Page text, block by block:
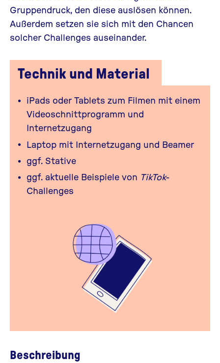
Gruppendruck, den diese auslösen können.
Außerdem setzen sie sich mit den Chancen
solcher Challenges auseinander.
Technik und Material
iPads oder Tablets zum Filmen mit einem
Videoschnittprogramm und
Internetzugang
Laptop mit Internetzugang und Beamer
ggf. Stative
ggf. aktuelle Beispiele von TikTok-
Challenges
Beschreibung